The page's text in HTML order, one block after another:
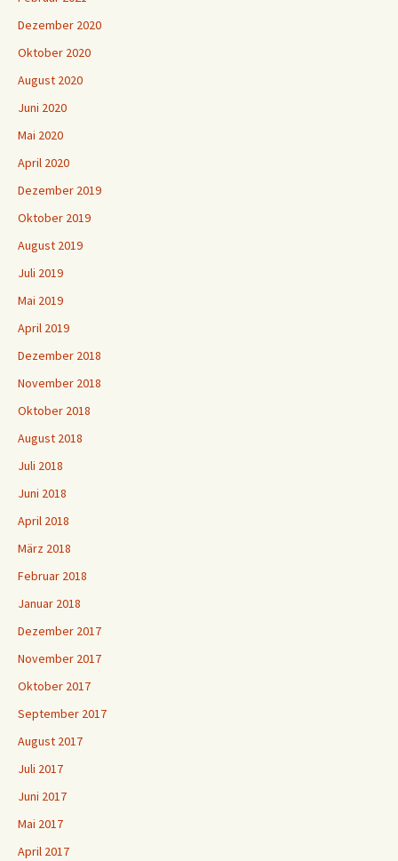
Dezember 2020
Oktober 2020
August 2020
Juni 2020
Mai 2020
April 2020
Dezember 2019
Oktober 2019
August 2019
Juli 2019
Mai 2019
April 2019
Dezember 2018
November 2018
Oktober 2018
August 2018
Juli 2018
Juni 2018
April 2018
März 2018
Februar 2018
Januar 2018
Dezember 2017
November 2017
Oktober 2017
September 2017
August 2017
Juli 2017
Juni 2017
Mai 2017
April 2017